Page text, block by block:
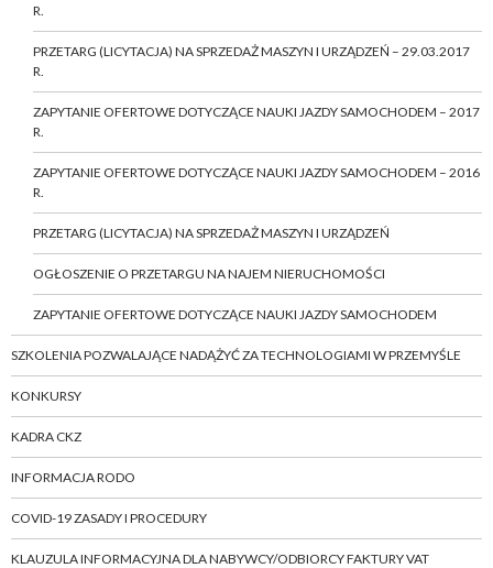
R.
PRZETARG (LICYTACJA) NA SPRZEDAŻ MASZYN I URZĄDZEŃ – 29.03.2017
R.
ZAPYTANIE OFERTOWE DOTYCZĄCE NAUKI JAZDY SAMOCHODEM – 2017
R.
ZAPYTANIE OFERTOWE DOTYCZĄCE NAUKI JAZDY SAMOCHODEM – 2016
R.
PRZETARG (LICYTACJA) NA SPRZEDAŻ MASZYN I URZĄDZEŃ
OGŁOSZENIE O PRZETARGU NA NAJEM NIERUCHOMOŚCI
ZAPYTANIE OFERTOWE DOTYCZĄCE NAUKI JAZDY SAMOCHODEM
SZKOLENIA POZWALAJĄCE NADĄŻYĆ ZA TECHNOLOGIAMI W PRZEMYŚLE
KONKURSY
KADRA CKZ
INFORMACJA RODO
COVID-19 ZASADY I PROCEDURY
KLAUZULA INFORMACYJNA DLA NABYWCY/ODBIORCY FAKTURY VAT